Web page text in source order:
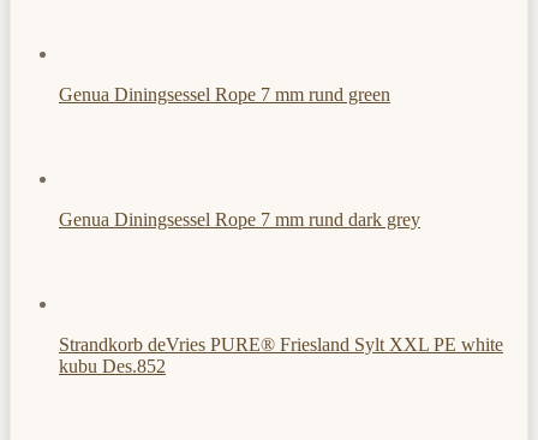
Genua Diningsessel Rope 7 mm rund green
Genua Diningsessel Rope 7 mm rund dark grey
Strandkorb deVries PURE® Friesland Sylt XXL PE white
kubu Des.852